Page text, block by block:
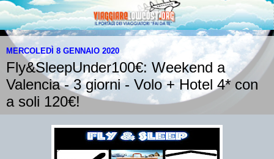
MERCOLEDÌ 8 GENNAIO 2020
Fly&SleepUnder100€: Weekend a
Valencia - 3 giorni - Volo + Hotel 4* con
a soli 120€!